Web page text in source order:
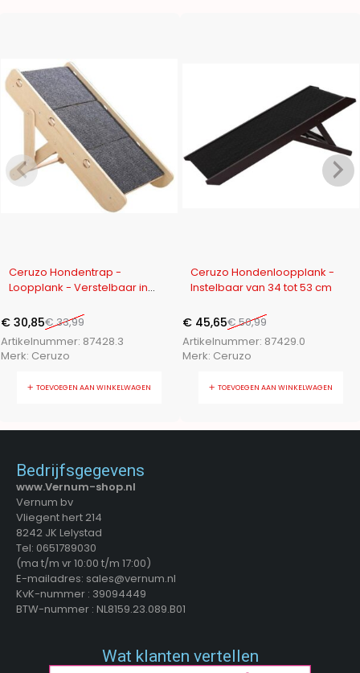
Ceruzo Hondentrap -
Loopplank - Verstelbaar in
€33,99
€ 30,85
Artikelnummer: 87428.3
Merk: Ceruzo
TOEVOEGEN AAN WINKELWAGEN
Ceruzo Hondenloopplank -
Instelbaar van 34 tot 53 cm
€50,99
€ 45,65
Artikelnummer: 87429.0
Merk: Ceruzo
TOEVOEGEN AAN WINKELWAGEN
Bedrijfsgegevens
www.Vernum-shop.nl
Vernum bv
Vliegent hert 214
8242 JK Lelystad
Tel: 0651789030
(ma t/m vr 10:00 t/m 17:00)
E-mailadres: sales@vernum.nl
KvK-nummer : 39094449
BTW-nummer : NL8159.23.089.B01
Wat klanten vertellen